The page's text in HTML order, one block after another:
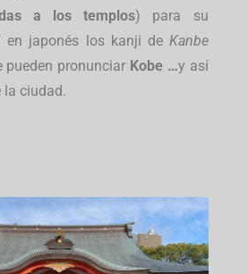
a los templos) para su
en japonés los kanji de Kanbe
pronunciar Kobe …y así
la ciudad.